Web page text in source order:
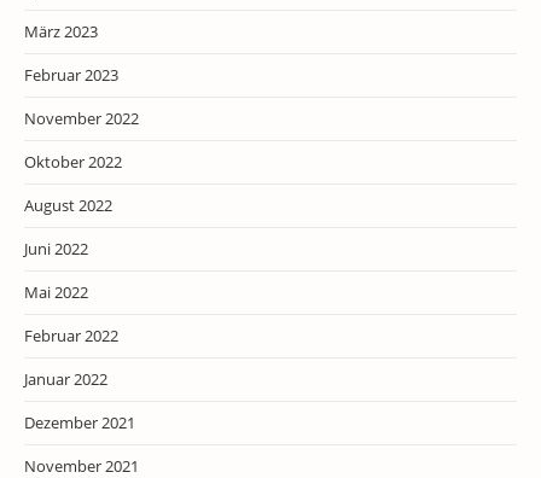
März 2023
Februar 2023
November 2022
Oktober 2022
August 2022
Juni 2022
Mai 2022
Februar 2022
Januar 2022
Dezember 2021
November 2021